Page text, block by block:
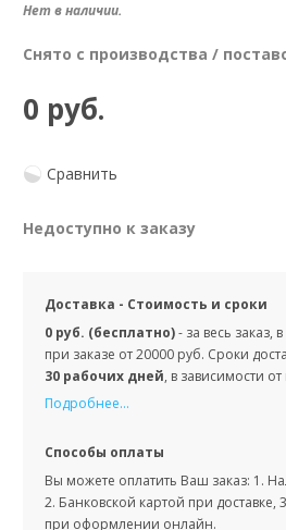
Нет в наличии.
Снято с производства /
0 руб.
Сравнить
Недоступно к заказу
Доставка - Стоимость и сроки
0 руб. (бесплатно)- за весь заказ,
при заказе от 20000 руб. Сроки
30 рабочих дней, в зависимости
Подробнее...
Способы оплаты
Вы можете оплатить Ваш заказ: 1.
2. Банковской картой при доставке,
при оформлении онлайн.